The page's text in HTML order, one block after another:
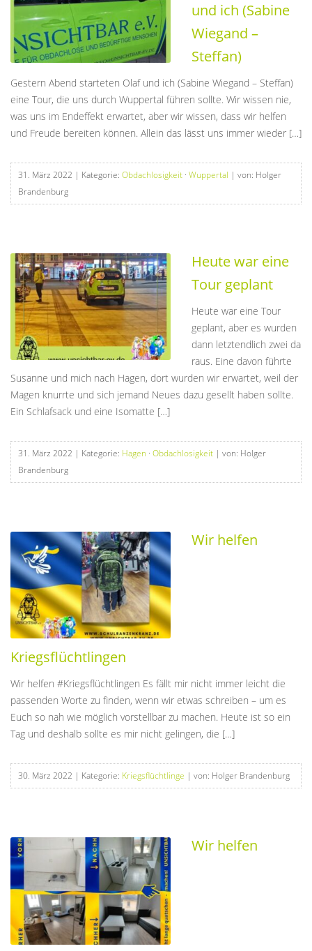
und ich (Sabine
Wiegand –
Steffan)
Gestern Abend starteten Olaf und ich (Sabine Wiegand – Steffan)
eine Tour, die uns durch Wuppertal führen sollte. Wir wissen nie,
was uns im Endeffekt erwartet, aber wir wissen, dass wir helfen
und Freude bereiten können. Allein das lässt uns immer wieder […]
31. März 2022 | Kategorie: Obdachlosigkeit · Wuppertal | von: Holger
Brandenburg
Heute war eine
Tour geplant
Heute war eine Tour
geplant, aber es wurden
dann letztendlich zwei da
raus. Eine davon führte
Susanne und mich nach Hagen, dort wurden wir erwartet, weil der
Magen knurrte und sich jemand Neues dazu gesellt haben sollte.
Ein Schlafsack und eine Isomatte […]
31. März 2022 | Kategorie: Hagen · Obdachlosigkeit | von: Holger
Brandenburg
Wir helfen
Kriegsflüchtlingen
Wir helfen #Kriegsflüchtlingen Es fällt mir nicht immer leicht die
passenden Worte zu finden, wenn wir etwas schreiben – um es
Euch so nah wie möglich vorstellbar zu machen. Heute ist so ein
Tag und deshalb sollte es mir nicht gelingen, die […]
30. März 2022 | Kategorie: Kriegsflüchtlinge | von: Holger Brandenburg
Wir helfen